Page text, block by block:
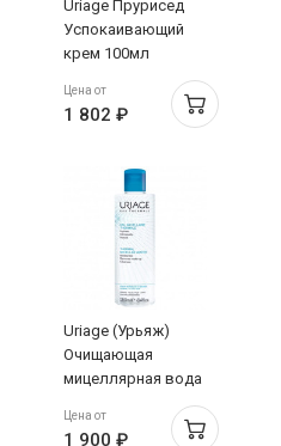
Uriage Прурисед
Успокаивающий
крем 100мл
Цена от
1 802 ₽
Uriage (Урьяж)
Очищающая
мицеллярная вода
нормальной кожи
Цена от
1 900 ₽